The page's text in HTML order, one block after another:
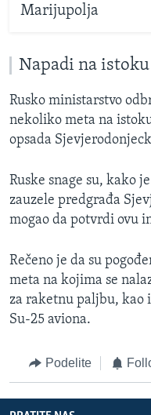
Marijupolja
Napadi na
Rusko ministarstvo
nekoliko meta na
opsada
Ruske snage su, kako
zauzele predgrađa
mogao da potvrdi ovu
Rečeno je da su
meta na kojima se
za raketnu paljbu, kao
Su-25 aviona.
Podelite